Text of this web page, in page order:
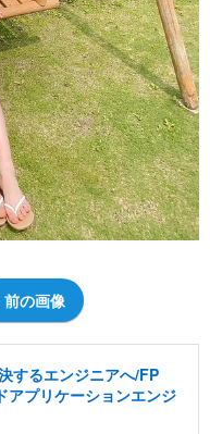
前の画像
するエンジニアへ/FP
アプリケーションエンジ